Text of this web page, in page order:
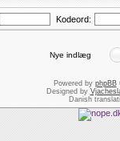
Kodeord:
Nye indlæg
Powered by phpBB
Designed by
Danish